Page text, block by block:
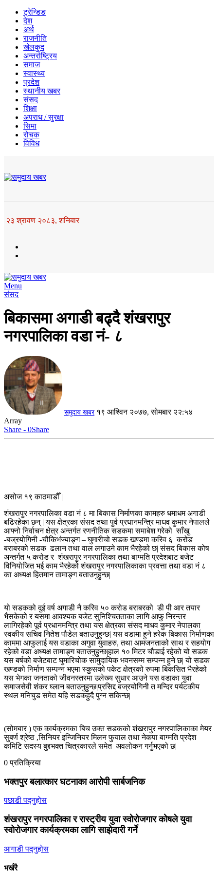
ट्रेन्डिङ
देश
अर्थ
राजनीति
खेलकुद
अन्तर्राष्ट्रिय
समाज
स्वास्थ्य
प्रदेश
स्थानीय खबर
संसद
शिक्षा
अपराध / सुरक्षा
सिमा
रोचक
विविध
२३ श्रावण २०८३, शनिबार
Menu
संसद
बिकासमा अगाडी बढ्दै शंखरापुर
नगरपालिका वडा नं- ८
समुदाय खबर १९ आश्विन २०७७, सोमबार २२:५४
Array
Share - 0Share
असोज १९ काठमाडौँ |
शंखरापुर नगरपालिका वडा नं ८ मा बिकास निर्माणका कामहरु धमाधम अगाडी
बढिरहेका छन् | यस क्षेत्रका संसद तथा पुर्व प्रधानमन्त्रि माधव कुमार नेपालले
आफ्नो निर्वाचन क्षेत्र अन्तर्गत रणनीतिक सडकमा समाबेश गरेको साँखु
-बज्रयोगिनी -चौकिभंज्याङ्ग – घुमारीचो सडक खण्डमा करिव ६ करोड
बराबरको सडक ढलान तथा वाल लगाउने काम भैरहेको छ| संसद बिकास कोष
अन्तर्गत ५ करोड र शंखरापुर नगरपालिका तथा बाग्मति प्रदेशबाट बजेट
विनियोजित भई काम भैरहेको शंखरापुर नगरपालिकाका प्रवत्ता तथा वडा नं ८
का अध्यक्ष हितमान तामाङ्ग बताउनुहुन्छ|
यो सडकको दुई वर्ष अगाडी नै करिव ५० करोड बराबरको डी पी आर तयार
भैसकेको र यसमा आवश्यक बजेट सुनिश्चितताका लागि आफु निरन्तर
लागिरहेको पूर्व प्रधानमन्त्रि तथा यस क्षेत्रका संसद माधव कुमार नेपालका
स्वकीय सचिव नितेश पौडेल बताउनुहुन्छ| यस वडामा हुने हरेक बिकास निर्माणका
काममा आफुलाई यस वडाका अगुवा युवाहरु, तथा आमजनताको साथ र सहयोग
रहेको वडा अध्यक्ष तामाङ्ग बताउनुहुन्छ|हाल १० मिटर चौडाई रहेको यो सडक
यस बर्षको बजेटबाट घुमारिचोक सामुदायिक भवनसम्म सम्पन्न हुने छ| यो सडक
खण्डको निर्माण सम्पन्न भएमा स्कुसको पकेट क्षेत्रको रुपमा बिकसित भैरहेको
यस भेगका जनताको जीवनस्तरमा उलेख्य सुधार आउने यस वडाका युवा
समाजसेवी शंकर घ्लान बताउनुहुन्छ|प्रसिद्द बज्रयोगिनी त मन्दिर पर्यटकीय
स्थल मनिचुड समेत यहि सडकहुदै पुग्न सकिन्छ|
(सोमबार ) एक कार्यक्रमका बिच उक्त सडकको शंखरापुर नगरपालिकाका मेयर
सुबर्ण श्रेष्ठ ,सिनियर इन्जिनियर मिलन फुयाल तथा नेकपा बाग्मति प्रदेश
कमिटि सदस्य बुद्दभक्त चित्रकारले समेत अवलोकन गर्नुभएको छ|
0 प्रतिक्रिया
भक्तपुर बलात्कार घटनाका आरोपी सार्बजनिक
पछाडी पद्नुहोस
शंखरापुर नगरपालिका र रास्ट्रीय युवा स्वोरोजगार कोषले युवा
स्वोरोजगार कार्यक्रमका लागि साझेदारी गर्ने
आगाडी पद्नुहोस
भर्खरै